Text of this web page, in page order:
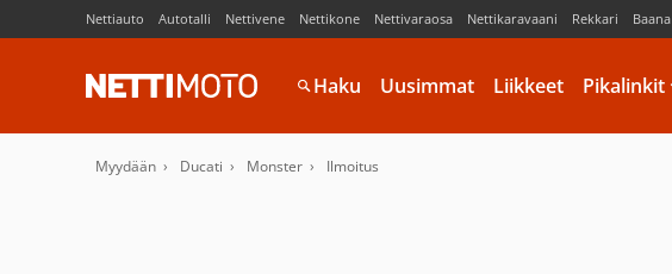
Nettiauto Autotalli Nettivene Nettikone Nettivaraosa Nettikaravaani Rekkari Baana
Haku Uusimmat Liikkeet Pikalinkit
Myydään Ducati Monster Ilmoitus